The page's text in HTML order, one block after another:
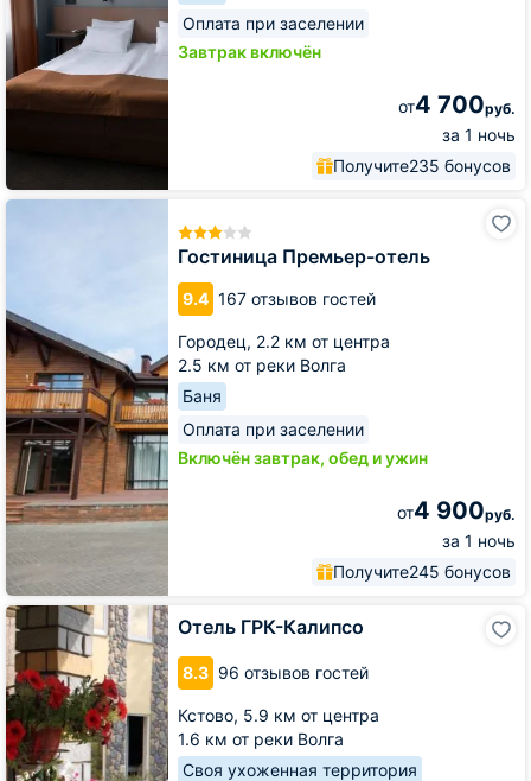
Оплата при заселении
Завтрак включён
от4 700руб.
за 1 ночь
Получите235 бонусов
Гостиница Премьер-отель
9.4 167 отзывов гостей
Городец, 2.2 км от центра
2.5 км от реки Волга
Баня
Оплата при заселении
Включён завтрак, обед и ужин
от4 900руб.
за 1 ночь
Получите245 бонусов
Гостиница
Отель ГРК-Калипсо
8.3 96 отзывов гостей
Кстово, 5.9 км от центра
1.6 км от реки Волга
Своя ухоженная территория
Отель
ГРК-
Калипсо